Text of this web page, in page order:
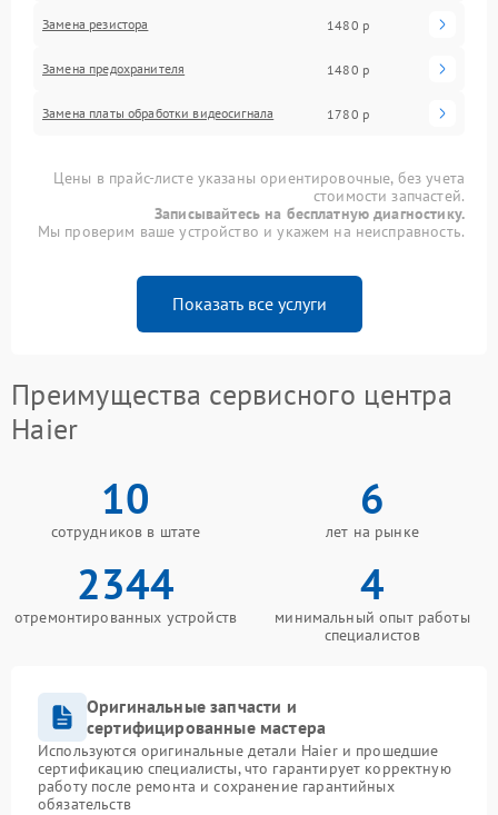
Замена резистора 1480 р
Замена предохранителя 1480 р
Замена платы обработки видеосигнала 1780 р
Цены в прайс-листе указаны ориентировочные, без учета
стоимости запчастей.
Записывайтесь на бесплатную диагностику.
Мы проверим ваше устройство и укажем на неисправность.
Показать все услуги
Преимущества сервисного центра
Haier
10
сотрудников в штате
6
лет на рынке
2344
отремонтированных устройств
4
минимальный опыт работы
специалистов
Оригинальные запчасти и
сертифицированные мастера
Используются оригинальные детали Haier и прошедшие
сертификацию специалисты, что гарантирует корректную
работу после ремонта и сохранение гарантийных
обязательств